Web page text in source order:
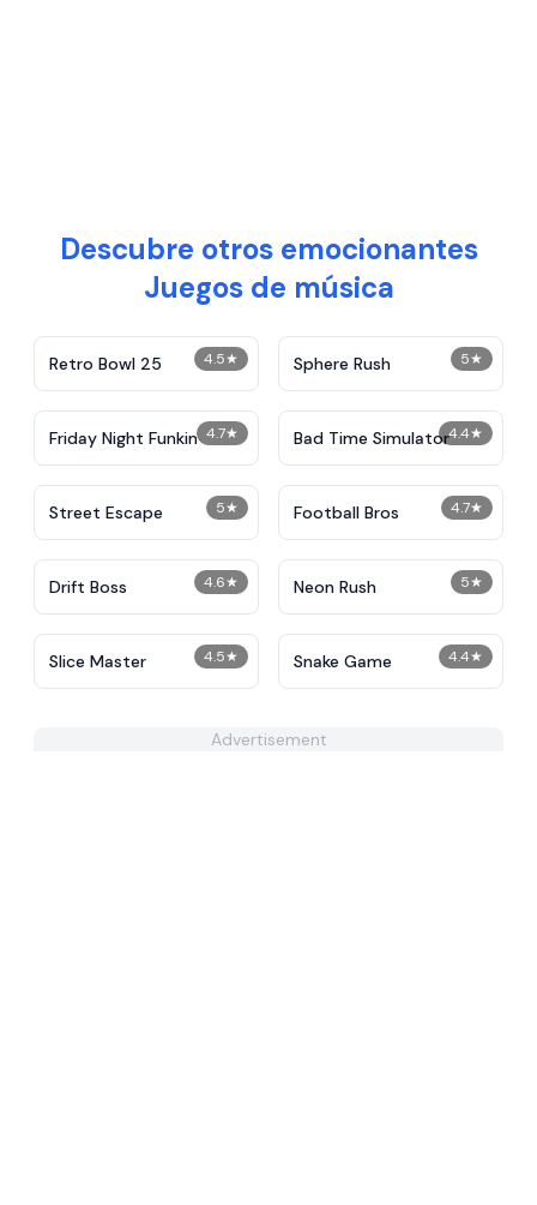
Descubre otros emocionantes
Juegos de música
4.5★
Retro Bowl 25 5★
Sphere Rush
4.7★
Friday Night Funkin 4.4★
Bad Time Simulator
5★
Street Escape 4.7★
Football Bros
4.6★
Drift Boss 5★
Neon Rush
4.5★
Slice Master 4.4★
Snake Game
Advertisement